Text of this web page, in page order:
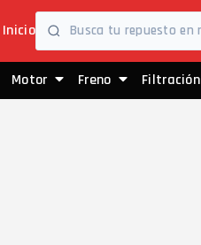
Inicio
Motor Freno Filtración